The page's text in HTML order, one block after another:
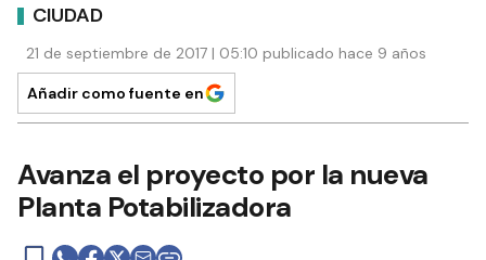
CIUDAD
21 de septiembre de 2017 | 05:10 publicado hace 9 años
Añadir como fuente en
Avanza el proyecto por la nueva
Planta Potabilizadora